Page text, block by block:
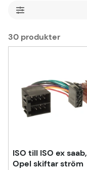
30 produkter
ISO till ISO ex saab,
Opel skiftar ström